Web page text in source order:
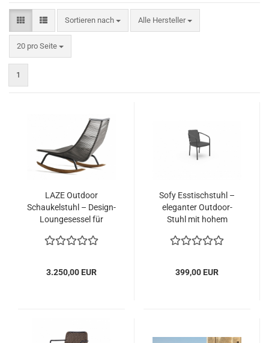
Sortieren nach
Sortieren nach Alle Hersteller
20 pro Seite
pro Seite
1
LAZE Outdoor
Schaukelstuhl – Design-
Loungesessel für
Wohnen
3.250,00 EUR
Sofy Esstischstuhl –
eleganter Outdoor-
Stuhl mit hohem
399,00 EUR